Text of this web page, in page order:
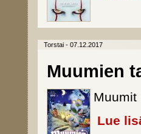
Torstai - 07.12.2017
Muumien
Muumit
Lue